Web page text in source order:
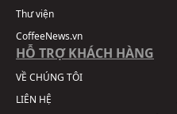
Thư viện
CoffeeNews.vn
HỖ TRỢ KHÁCH HÀNG
VỀ CHÚNG TÔI
LIÊN HỆ